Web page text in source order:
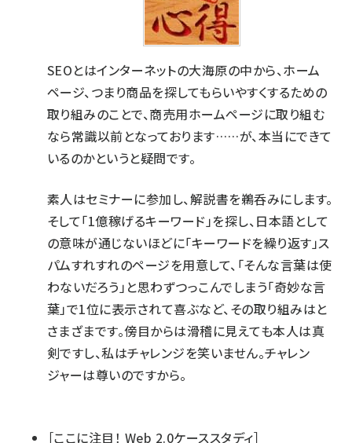
SEOとはインターネットの大海原の中から、ホーム
ページ、つまり商品を探してもらいやすくするための
取り組みのことで、商売用ホームページに取り組む
なら常識以前となっております……が、本当にできて
いるのかというと疑問です。
素人はセミナーに参加し、解説書を鵜呑みにします。
そして「1億稼げるキーワード」を探し、日本語として
の意味が通じないほどに「キーワードを繰り返す」ス
パムすれすれのページを用意して、「そんな言葉は使
わないだろう」と思わずつっこんでしまう「奇妙な言
葉」で1位に表示されて喜ぶなど、その取り組みはと
さまざまです。傍目からは滑稽に見えても本人は真
剣ですし、私はチャレンジを笑いません。チャレン
ジャーは尊いのですから。
［ここに注目！ Web 2.0ケーススタディ］